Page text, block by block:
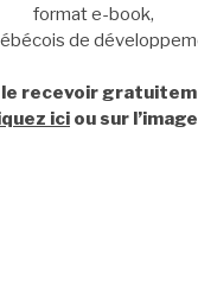
format e-book,
de
le recevoir
ici ou sur